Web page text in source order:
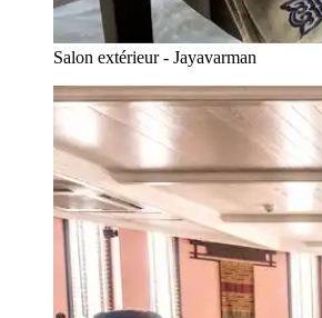
Salon extérieur - Jayavarman